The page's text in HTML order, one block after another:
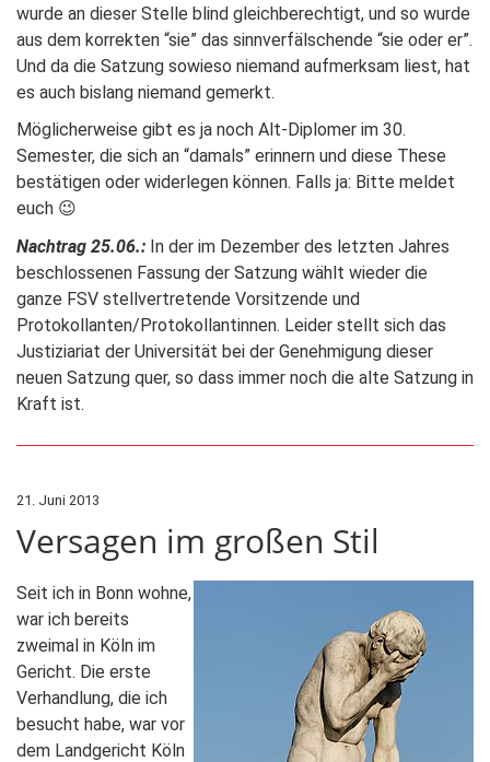
wurde an dieser Stelle blind gleichberechtigt, und so wurde
aus dem korrekten “sie” das sinnverfälschende “sie oder er”.
Und da die Satzung sowieso niemand aufmerksam liest, hat
es auch bislang niemand gemerkt.
Möglicherweise gibt es ja noch Alt-Diplomer im 30.
Semester, die sich an “damals” erinnern und diese These
bestätigen oder widerlegen können. Falls ja: Bitte meldet
euch 😉
Nachtrag 25.06.: In der im Dezember des letzten Jahres
beschlossenen Fassung der Satzung wählt wieder die
ganze FSV stellvertretende Vorsitzende und
Protokollanten/Protokollantinnen. Leider stellt sich das
Justiziariat der Universität bei der Genehmigung dieser
neuen Satzung quer, so dass immer noch die alte Satzung in
Kraft ist.
21. Juni 2013
Versagen im großen Stil
Seit ich in Bonn wohne,
war ich bereits
zweimal in Köln im
Gericht. Die erste
Verhandlung, die ich
besucht habe, war vor
dem Landgericht Köln